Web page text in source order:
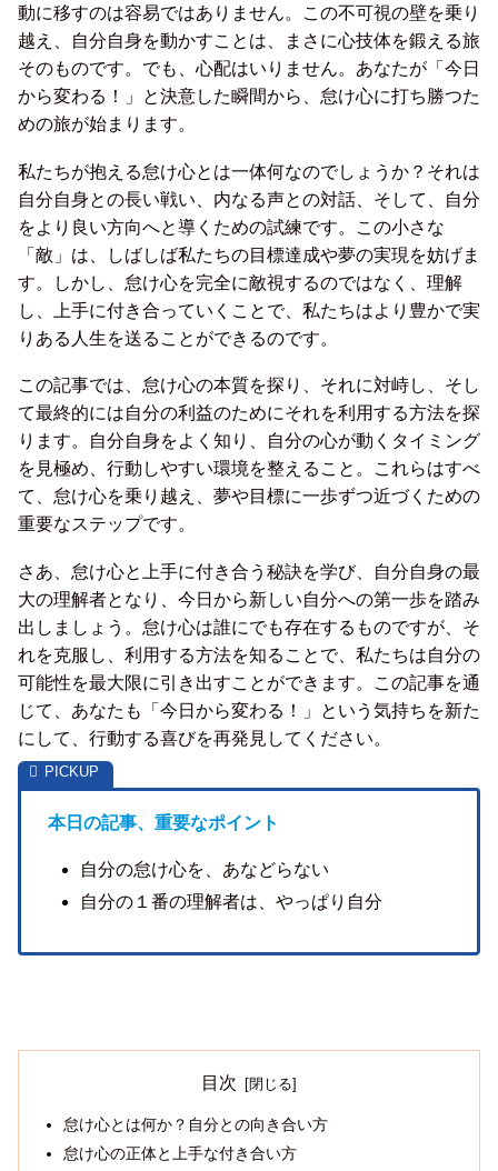
動に移すのは容易ではありません。この不可視の壁を乗り
越え、自分自身を動かすことは、まさに心技体を鍛える旅
そのものです。でも、心配はいりません。あなたが「今日
から変わる！」と決意した瞬間から、怠け心に打ち勝つた
めの旅が始まります。
私たちが抱える怠け心とは一体何なのでしょうか？それは
自分自身との長い戦い、内なる声との対話、そして、自分
をより良い方向へと導くための試練です。この小さな
「敵」は、しばしば私たちの目標達成や夢の実現を妨げま
す。しかし、怠け心を完全に敵視するのではなく、理解
し、上手に付き合っていくことで、私たちはより豊かで実
りある人生を送ることができるのです。
この記事では、怠け心の本質を探り、それに対峙し、そし
て最終的には自分の利益のためにそれを利用する方法を探
ります。自分自身をよく知り、自分の心が動くタイミング
を見極め、行動しやすい環境を整えること。これらはすべ
て、怠け心を乗り越え、夢や目標に一歩ずつ近づくための
重要なステップです。
さあ、怠け心と上手に付き合う秘訣を学び、自分自身の最
大の理解者となり、今日から新しい自分への第一歩を踏み
出しましょう。怠け心は誰にでも存在するものですが、そ
れを克服し、利用する方法を知ることで、私たちは自分の
可能性を最大限に引き出すことができます。この記事を通
じて、あなたも「今日から変わる！」という気持ちを新た
にして、行動する喜びを再発見してください。
本日の記事、重要なポイント
自分の怠け心を、あなどらない
自分の１番の理解者は、やっぱり自分
目次
怠け心とは何か？自分との向き合い方
怠け心の正体と上手な付き合い方